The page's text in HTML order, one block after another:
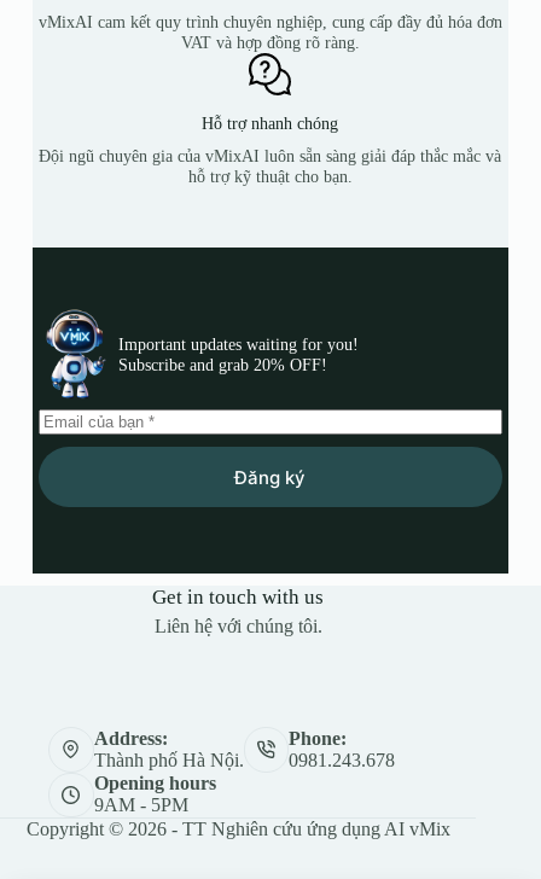
vMixAI cam kết quy trình chuyên nghiệp, cung cấp đầy đủ hóa đơn
VAT và hợp đồng rõ ràng.
Hỗ trợ nhanh chóng
Đội ngũ chuyên gia của vMixAI luôn sẵn sàng giải đáp thắc mắc và
hỗ trợ kỹ thuật cho bạn.
Important updates waiting for you!
Subscribe and grab 20% OFF!
Đăng ký
Get in touch with us
Liên hệ với chúng tôi.
Address:
Thành phố Hà Nội.
Phone:
0981.243.678
Opening hours
9AM - 5PM
Copyright © 2026 - TT Nghiên cứu ứng dụng AI vMix